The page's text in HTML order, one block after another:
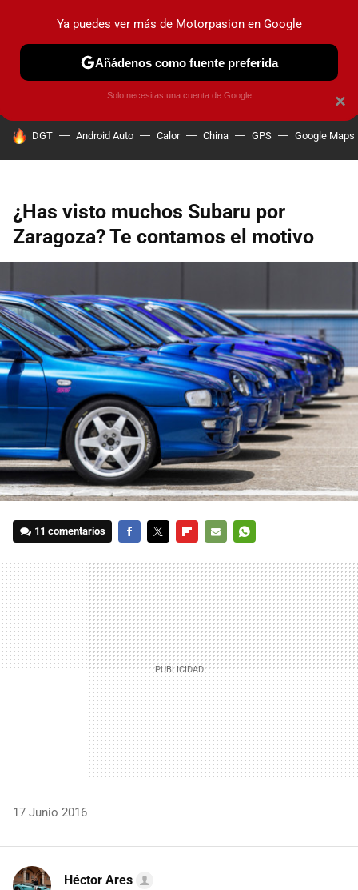
PRUEBAS COCHES ELÉCTRICOS OBSERVATORIO
HOY SE HABLA DE
DGT Android Auto Calor China GPS Google Maps
¿Has visto muchos Subaru por
Zaragoza? Te contamos el motivo
11 comentarios
MAIL
17 Junio 2016
Héctor Ares
×
Ya puedes ver más de Motorpasion en Google
Añádenos como fuente preferida
Solo necesitas una cuenta de Google